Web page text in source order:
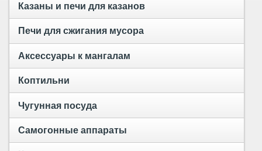
Казаны и печи для казанов
Печи для сжигания мусора
Аксессуары к мангалам
Коптильни
Чугунная посуда
Самогонные аппараты